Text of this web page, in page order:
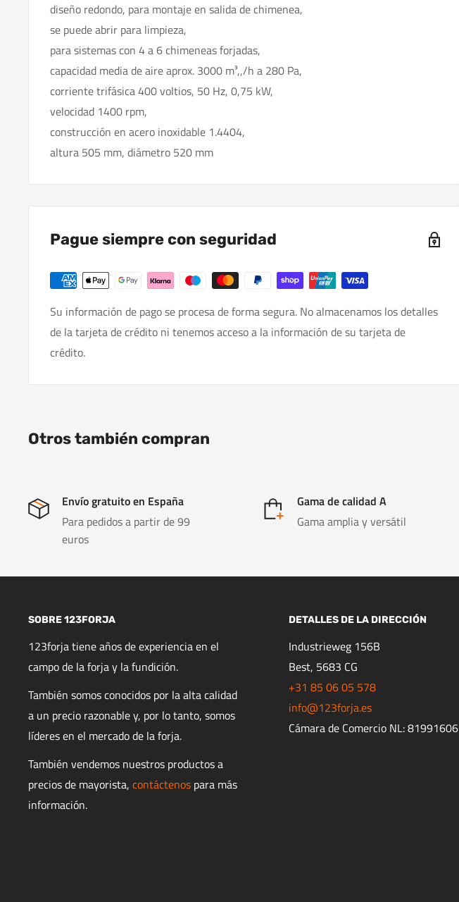
diseño redondo, para montaje en salida de chimenea,
se puede abrir para limpieza,
para sistemas con 4 a 6 chimeneas forjadas,
capacidad media de aire aprox. 3000 m³,,/h a 280 Pa,
corriente trifásica 400 voltios, 50 Hz, 0,75 kW,
velocidad 1400 rpm,
construcción en acero inoxidable 1.4404,
altura 505 mm, diámetro 520 mm
Pague siempre con seguridad
Su información de pago se procesa de forma segura. No almacenamos los detalles
de la tarjeta de crédito ni tenemos acceso a la información de su tarjeta de
crédito.
Otros también compran
Envío gratuito en España
Para pedidos a partir de 99
euros
Gama de calidad A
Gama amplia y versátil
SOBRE 123FORJA
123forja tiene años de experiencia en el
campo de la forja y la fundición.
También somos conocidos por la alta calidad
a un precio razonable y, por lo tanto, somos
líderes en el mercado de la forja.
También vendemos nuestros productos a
precios de mayorista, contáctenos para más
información.
DETALLES DE LA DIRECCIÓN
Industrieweg 156B
Best, 5683 CG
+31 85 06 05 578
info@123forja.es
Cámara de Comercio NL: 81991606